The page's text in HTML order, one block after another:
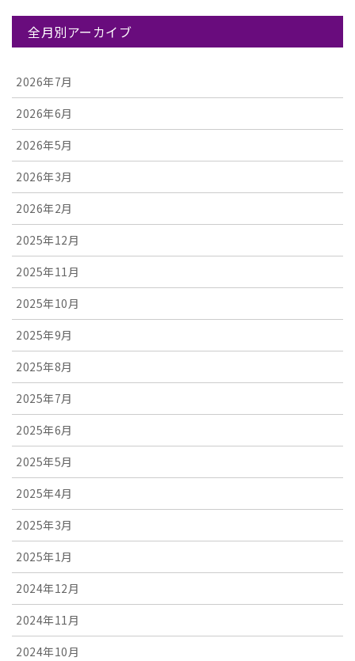
全月別アーカイブ
2026年7月
2026年6月
2026年5月
2026年3月
2026年2月
2025年12月
2025年11月
2025年10月
2025年9月
2025年8月
2025年7月
2025年6月
2025年5月
2025年4月
2025年3月
2025年1月
2024年12月
2024年11月
2024年10月